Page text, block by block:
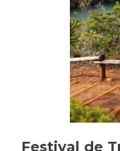
Festival de